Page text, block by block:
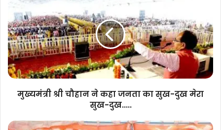
श्री
चौहान
ने
कहा
जनता
का
सुख-
दुख
सुख-मुख्यमंत्री श्री चौहान ने कहा जनता का सुख-दुख मेरा
सुख-दुख.....
राज्य